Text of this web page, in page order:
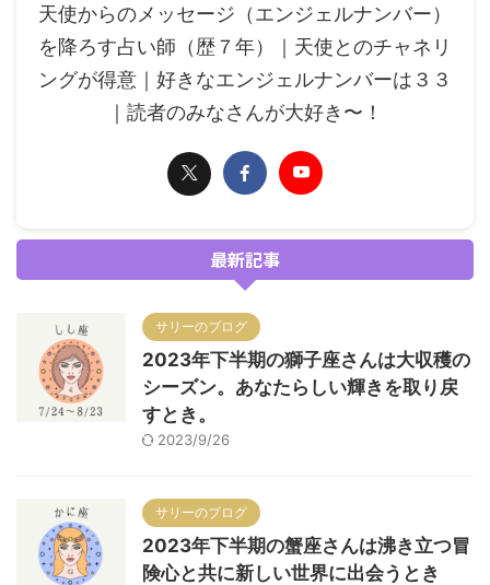
天使からのメッセージ（エンジェルナンバー）
を降ろす占い師（歴７年）｜天使とのチャネリ
ングが得意｜好きなエンジェルナンバーは３３
｜読者のみなさんが大好き〜！
最新記事
サリーのブログ
2023年下半期の獅子座さんは大収穫の
シーズン。あなたらしい輝きを取り戻
すとき。
2023/9/26
サリーのブログ
2023年下半期の蟹座さんは沸き立つ冒
険心と共に新しい世界に出会うとき